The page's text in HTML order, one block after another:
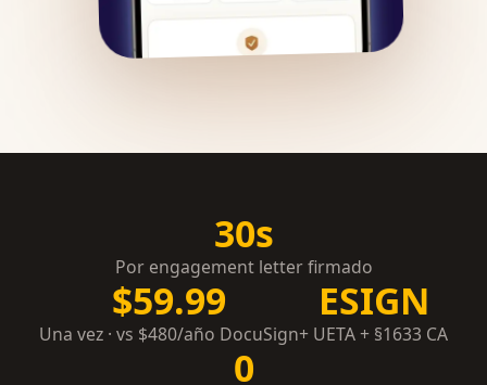
30s
Por engagement letter firmado
$59.99
Una vez · vs $480/año DocuSign
ESIGN
+ UETA + §1633 CA
0